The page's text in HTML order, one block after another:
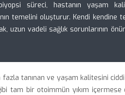
süreci, hastanın yaşam
temelini oluşturur. Kendi kendine
uzun vadeli sağlık sorunlarının
tanınan ve yaşam kalitesini
tam bir otoimmün yıkım